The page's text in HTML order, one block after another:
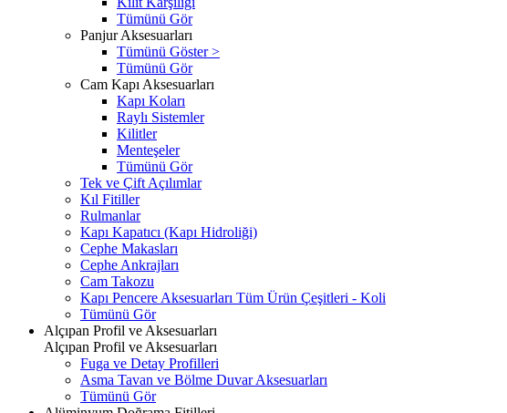
Tümünü Gör
Panjur Aksesuarları
Tümünü Göster >
Tümünü Gör
Cam Kapı Aksesuarları
Kapı Koları
Raylı Sistemler
Kilitler
Menteşeler
Tümünü Gör
Tek ve Çift Açılımlar
Kıl Fitiller
Rulmanlar
Kapı Kapatıcı (Kapı Hidroliği)
Cephe Makasları
Cephe Ankrajları
Cam Takozu
Kapı Pencere Aksesuarları Tüm Ürün Çeşitleri - Koli
Tümünü Gör
Alçıpan Profil ve Aksesuarları
Alçıpan Profil ve Aksesuarları
Fuga ve Detay Profilleri
Asma Tavan ve Bölme Duvar Aksesuarları
Tümünü Gör